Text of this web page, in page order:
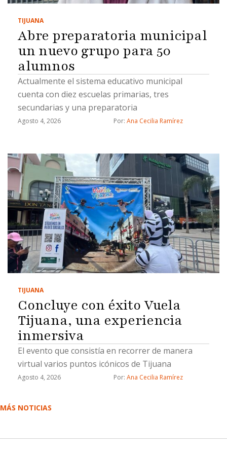
TIJUANA
Abre preparatoria municipal
un nuevo grupo para 50
alumnos
Actualmente el sistema educativo municipal
cuenta con diez escuelas primarias, tres
secundarias y una preparatoria
Agosto 4, 2026 Por: Ana Cecilia Ramírez
TIJUANA
Concluye con éxito Vuela
Tijuana, una experiencia
inmersiva
El evento que consistía en recorrer de manera
virtual varios puntos icónicos de Tijuana
Agosto 4, 2026 Por: Ana Cecilia Ramírez
MÁS NOTICIAS